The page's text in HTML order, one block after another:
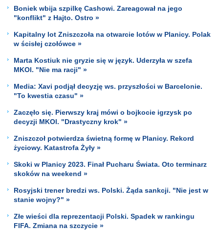
Boniek wbija szpilkę Cashowi. Zareagował na jego
"konflikt" z Hajto. Ostro »
Kapitalny lot Zniszczoła na otwarcie lotów w Planicy. Polak
w ścisłej czołówce »
Marta Kostiuk nie gryzie się w język. Uderzyła w szefa
MKOl. "Nie ma racji" »
Media: Xavi podjął decyzję ws. przyszłości w Barcelonie.
"To kwestia czasu" »
Zaczęło się. Pierwszy kraj mówi o bojkocie igrzysk po
decyzji MKOl. "Drastyczny krok" »
Zniszczoł potwierdza świetną formę w Planicy. Rekord
życiowy. Katastrofa Żyły »
Skoki w Planicy 2023. Finał Pucharu Świata. Oto terminarz
skoków na weekend »
Rosyjski trener bredzi ws. Polski. Żąda sankcji. "Nie jest w
stanie wojny?" »
Złe wieści dla reprezentacji Polski. Spadek w rankingu
FIFA. Zmiana na szczycie »